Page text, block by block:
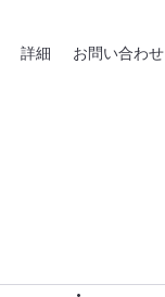
詳細 お問い合わせ